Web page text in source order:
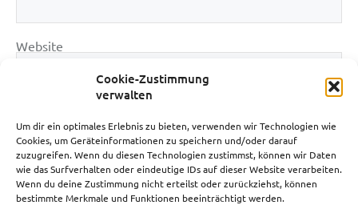
Cookie-Zustimmung
verwalten
Um dir ein optimales Erlebnis zu bieten, verwenden wir Technologien wie
Cookies, um Geräteinformationen zu speichern und/oder darauf
zuzugreifen. Wenn du diesen Technologien zustimmst, können wir Daten
wie das Surfverhalten oder eindeutige IDs auf dieser Website verarbeiten.
Wenn du deine Zustimmung nicht erteilst oder zurückziehst, können
bestimmte Merkmale und Funktionen beeinträchtigt werden.
Website